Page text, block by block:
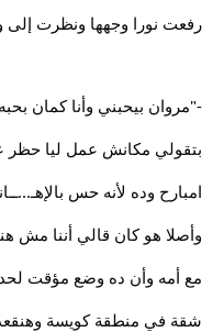
رفعت نورا وجهها ونظرت إلى
-"مروان بيحبني وأنا كمان
بتقولي مكانش عمل ليا حظر
امبارح وده لأنه حس
وأصلا هو كان قالي أننا مش
مع أمه وأن ده وضع مؤقت
شقة في منطقة كويسة